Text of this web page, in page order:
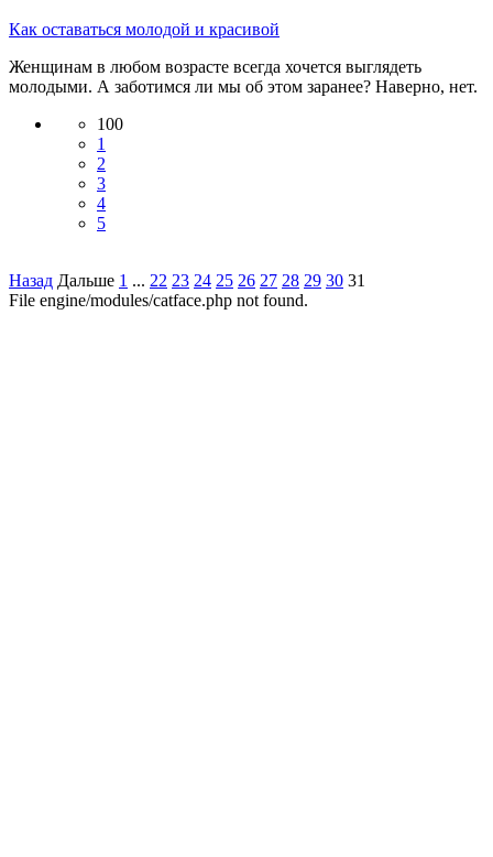
Как оставаться молодой и красивой
Женщинам в любом возрасте всегда хочется выглядеть
молодыми. А заботимся ли мы об этом заранее? Наверно, нет.
100
1
2
3
4
5
Назад Дальше 1 ... 22 23 24 25 26 27 28 29 30 31
File engine/modules/catface.php not found.